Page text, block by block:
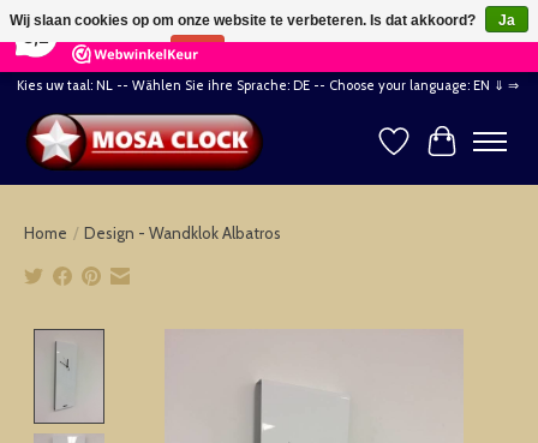
164 Reviews ×
Kies uw taal: NL -- Wählen Sie ihre Sprache: DE -- Choose your language: EN ⇓ ⇒
Verlanglijst
Home / Design - Wandklok Albatros
Wij slaan cookies op om onze website te verbeteren. Is dat akkoord?
Ja
Nee